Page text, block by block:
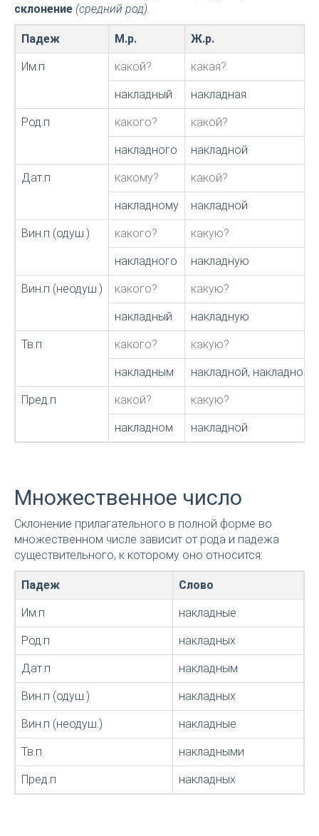
склонение (средний род).
Падеж М.р. Ж.р.
Им.п какой? какая?
накладный накладная
Род.п какого? какой?
накладного накладной
Дат.п какому? какой?
накладному накладной
Вин.п (одуш.) какого? какую?
накладного накладную
Вин.п (неодуш.) какого? какую?
накладный накладную
Тв.п какого? какую?
накладным накладной, накладною
Пред.п какой? какую?
накладном накладной
Множественное число
Склонение прилагательного в полной форме во
множественном числе зависит от рода и падежа
существительного, к которому оно относится:
Падеж Слово
Им.п накладные
Род.п накладных
Дат.п накладным
Вин.п (одуш.) накладных
Вин.п (неодуш.) накладные
Тв.п накладными
Пред.п накладных